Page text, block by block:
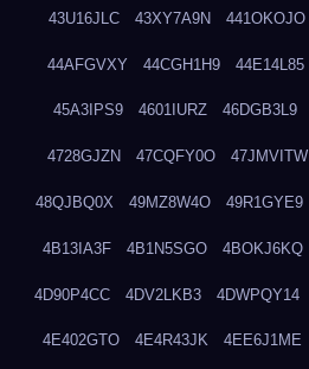
43U16JLC 43XY7A9N 441OKOJO
44AFGVXY 44CGH1H9 44E14L85
45A3IPS9 4601IURZ 46DGB3L9
4728GJZN 47CQFY0O 47JMVITW
48QJBQ0X 49MZ8W4O 49R1GYE9
4B13IA3F 4B1N5SGO 4BOKJ6KQ
4D90P4CC 4DV2LKB3 4DWPQY14
4E402GTO 4E4R43JK 4EE6J1ME